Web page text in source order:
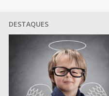
DESTAQUES